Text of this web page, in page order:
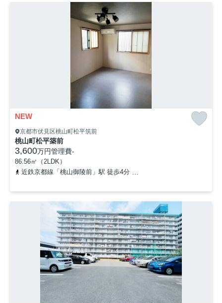
NEW
京都市伏見区桃山町松平筑前
桃山町松平築前
3,600万円管理費-
86.56㎡（2LDK）
近鉄京都線「桃山御陵前」駅 徒歩4分